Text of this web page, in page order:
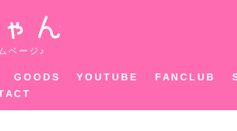
ハラミちゃん
ページ♪
GOODS YOUTUBE FANCLUB